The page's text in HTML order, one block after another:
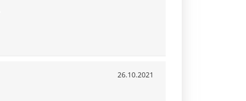
26.10.2021